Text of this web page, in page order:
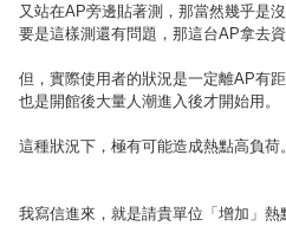
又站在AP旁邊貼著測，那當然幾乎是沒
要是這樣測還有問題，那這台AP拿去資
但，實際使用者的狀況是一定離AP有距
也是開館後大量人潮進入後才開始用。
這種狀況下，極有可能造成熱點高負荷。
我寫信進來，就是請貴單位「增加」熱